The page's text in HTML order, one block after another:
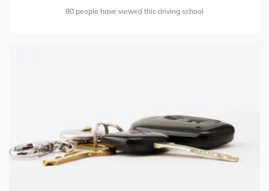
80 people have viewed this driving school